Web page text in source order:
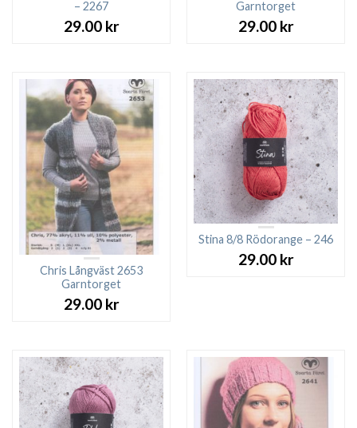
– 2267
29.00 kr
Garntorget
29.00 kr
Chris Långväst 2653
Garntorget
29.00 kr
Stina 8/8 Rödorange – 246
29.00 kr